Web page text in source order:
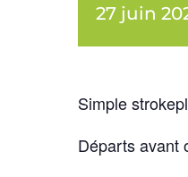
27 juin
Simple
Départs avant